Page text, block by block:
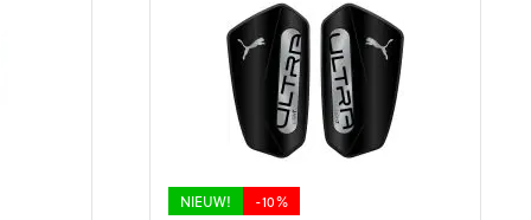
NIEUW! -10%